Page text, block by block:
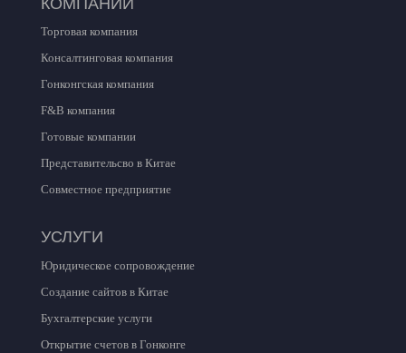
КОМПАНИИ
Торговая компания
Консалтинговая компания
Гонконгская компания
F&B компания
Готовые компании
Представительсво в Китае
Совместное предприятие
УСЛУГИ
Юридическое сопровождение
Создание сайтов в Китае
Бухгалтерские услуги
Открытие счетов в Гонконге